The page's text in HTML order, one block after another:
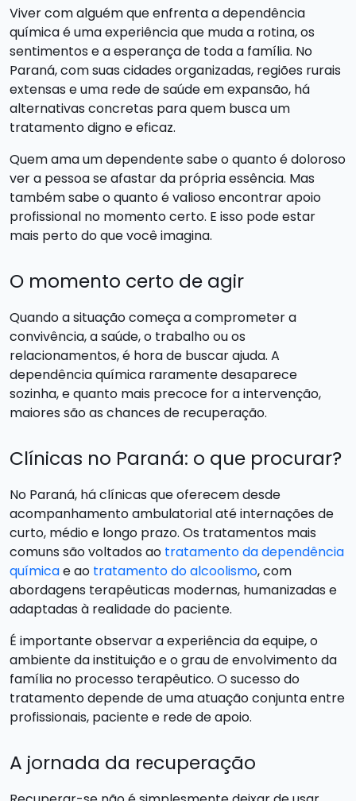
Viver com alguém que enfrenta a dependência
química é uma experiência que muda a rotina, os
sentimentos e a esperança de toda a família. No
Paraná, com suas cidades organizadas, regiões rurais
extensas e uma rede de saúde em expansão, há
alternativas concretas para quem busca um
tratamento digno e eficaz.
Quem ama um dependente sabe o quanto é doloroso
ver a pessoa se afastar da própria essência. Mas
também sabe o quanto é valioso encontrar apoio
profissional no momento certo. E isso pode estar
mais perto do que você imagina.
O momento certo de agir
Quando a situação começa a comprometer a
convivência, a saúde, o trabalho ou os
relacionamentos, é hora de buscar ajuda. A
dependência química raramente desaparece
sozinha, e quanto mais precoce for a intervenção,
maiores são as chances de recuperação.
Clínicas no Paraná: o que procurar?
No Paraná, há clínicas que oferecem desde
acompanhamento ambulatorial até internações de
curto, médio e longo prazo. Os tratamentos mais
comuns são voltados ao tratamento da dependência
químicae ao tratamento do alcoolismo, com
abordagens terapêuticas modernas, humanizadas e
adaptadas à realidade do paciente.
É importante observar a experiência da equipe, o
ambiente da instituição e o grau de envolvimento da
família no processo terapêutico. O sucesso do
tratamento depende de uma atuação conjunta entre
profissionais, paciente e rede de apoio.
A jornada da recuperação